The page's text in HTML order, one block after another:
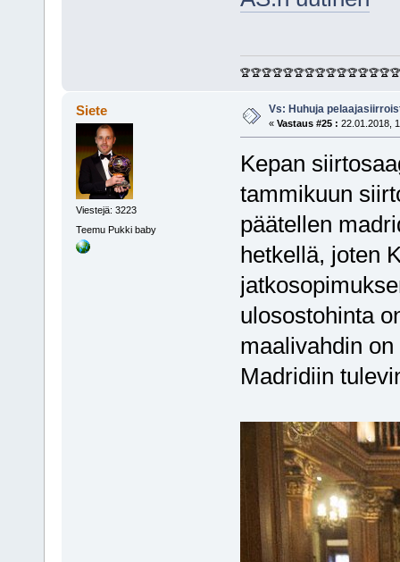
🏆🏆🏆🏆🏆🏆🏆🏆🏆🏆🏆🏆🏆🏆🏆
Siete
Viestejä: 3223
Teemu Pukki baby
Vs: Huhuja
« Vastaus #25 : 22.01.2018,
Kepan
tammikuun
päätellen
hetkellä, joten
ulosostohinta
maalivahdin
Madridiin